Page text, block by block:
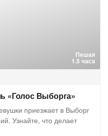
Пешая
1.5 часа
«Голос Выборга»
приезжает в Выборг
Узнайте, что делает